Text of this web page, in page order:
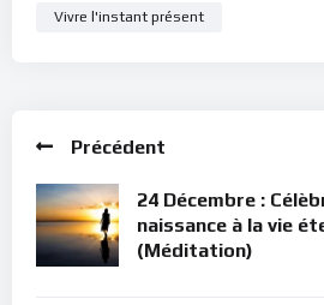
Vivre l'instant présent
Précédent
24 Décembre :
naissance à la vie
(Méditation)